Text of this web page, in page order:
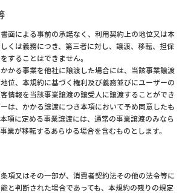
面による事前の承諾なく、利用契約上の地位又は本
くは義務につき、第三者に対し、譲渡、移転、担保
することはできません。
かる事業を他社に譲渡した場合には、当該事業譲渡
位、本規約に基づく権利及び義務並びにユーザーの
情報を当該事業譲渡の譲受人に譲渡することができ
は、かかる譲渡につき本項において予め同意したも
項に定める事業譲渡には、通常の事業譲渡のみなら
業が移転するあらゆる場合を含むものとします。
項又はその一部が、消費者契約法その他の法令等に
と判断された場合であっても、本規約の残りの規定